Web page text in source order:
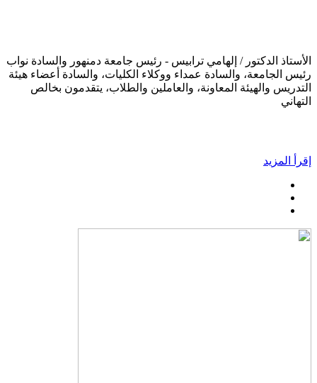
الأستاذ الدكتور / إلهامي ترابيس - رئيس جامعة دمنهور والسادة نواب
رئيس الجامعة، والسادة عمداء ووكلاء الكليات، والسادة أعضاء هيئة
التدريس والهيئة المعاونة، والعاملين والطلاب، يتقدمون بخالص
التهاني
إقرأ المزيد